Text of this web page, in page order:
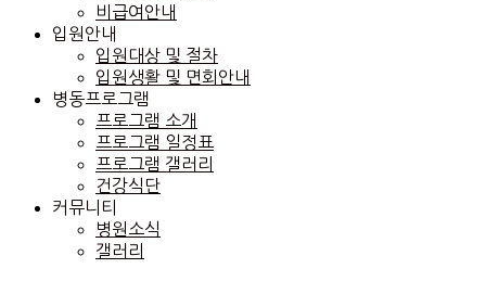
비급여안내
입원안내
입원대상 및 절차
입원생활 및 면회안내
병동프로그램
프로그램 소개
프로그램 일정표
프로그램 갤러리
건강식단
커뮤니티
병원소식
갤러리